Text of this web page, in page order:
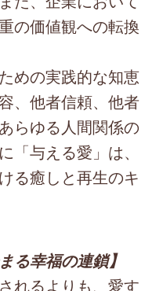
の価値観への転換
めの実践的な知恵
、他者信頼、他者
らゆる人間関係の
「与える愛」は、
る癒しと再生のキ
る幸福の連鎖】
れるよりも、愛す